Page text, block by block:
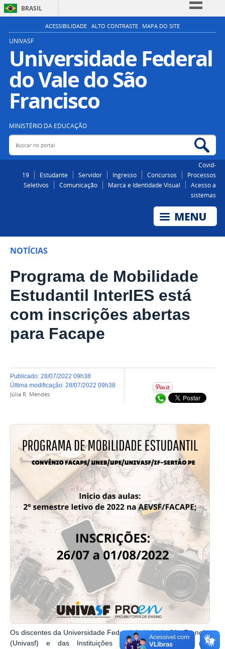
BRASIL
Simplifique!
Participe
Acesso à informação
Legislação
ACESSIBILIDADE ALTO CONTRASTE MAPA DO SITE
UNIVASF
Universidade Federal
do Vale do São
Francisco
MINISTÉRIO DA EDUCAÇÃO
Buscar no portal
Covid-
19
Estudante Servidor Ingresso Concursos
Processos
Seletivos
Comunicação Marca e Identidade Visual
Acesso a
sistemas
NOTÍCIAS
Programa de Mobilidade
Estudantil InterIES está
com inscrições abertas
para Facape
Compartilhar no
publicado: 28/07/2022 09h38
última modificação: 28/07/2022 09h38
Júlia R. Mendes
Os discentes da Universidade Federal do Vale do São Francisco
(Univasf) e das Instituições de Ensino Superior (IES)